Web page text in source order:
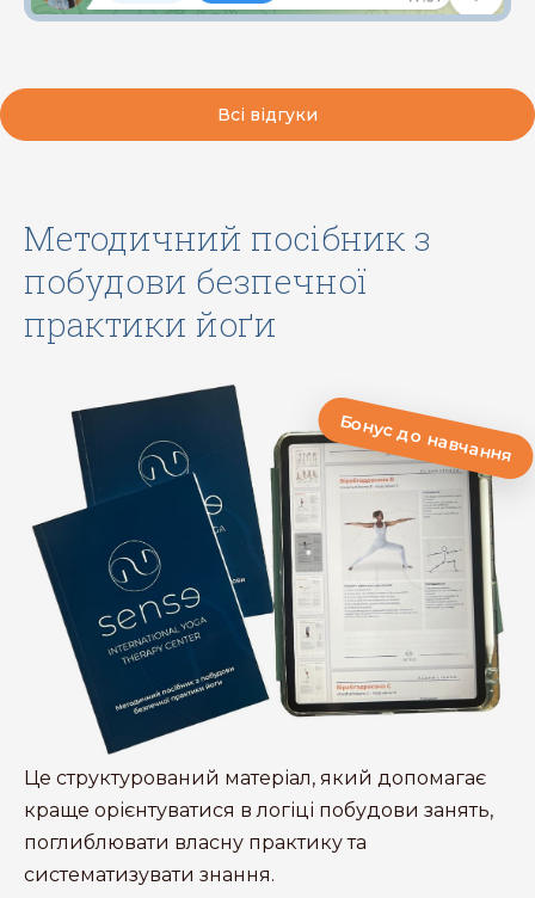
Всі відгуки
Методичний посібник з
побудови безпечної
практики йоґи
Це структурований матеріал, який допомагає
краще орієнтуватися в логіці побудови занять,
поглиблювати власну практику та
систематизувати знання.
Бонус до навчання